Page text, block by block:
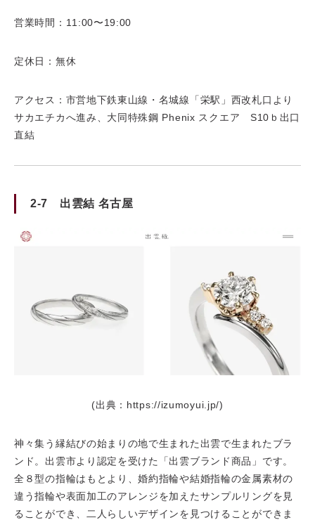
営業時間：11:00〜19:00
定休日：無休
アクセス：市営地下鉄東山線・名城線「栄駅」西改札口より
サカエチカへ進み、大同特殊鋼 Phenix スクエア S10ｂ出口
直結
2-7 出雲結 名古屋
(出典：https://izumoyui.jp/)
神々集う縁結びの始まりの地で生まれた出雲で生まれたブラ
ンド。出雲市より認定を受けた「出雲ブランド商品」です。
全８型の指輪はもとより、婚約指輪や結婚指輪の金属素材の
違う指輪や表面加工のアレンジを加えたサンプルリングを見
ることができ、二人らしいデザインを見つけることができま